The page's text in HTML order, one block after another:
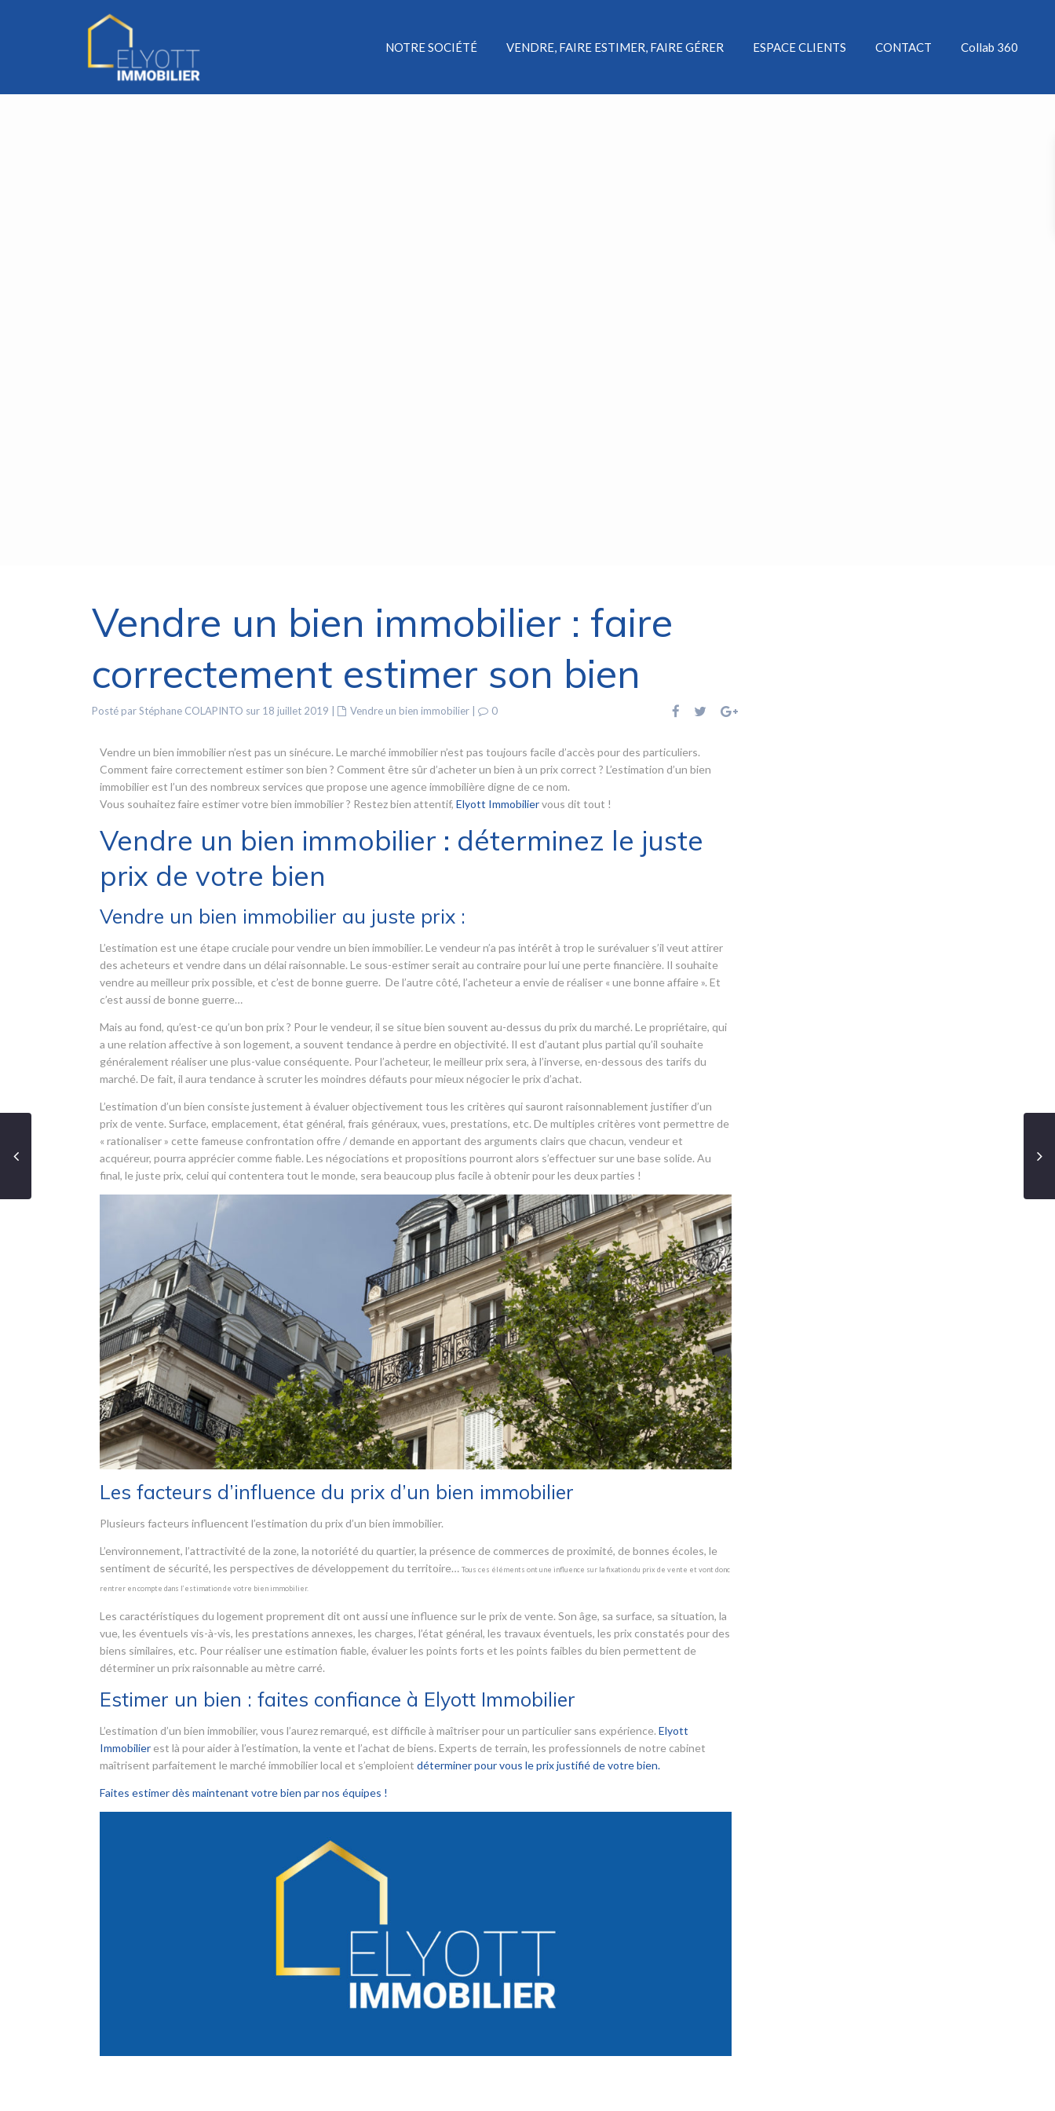
NOTRE SOCIÉTÉ VENDRE, FAIRE ESTIMER, FAIRE GÉRER ESPACE CLIENTS CONTACT Collab 360
Vendre un bien immobilier : faire
correctement estimer son bien
Posté par Stéphane COLAPINTO sur 18 juillet 2019 Vendre un bien immobilier 0
Vendre un bien immobilier n’est pas un sinécure. Le marché immobilier n’est pas toujours facile d’accès pour des particuliers.
Comment faire correctement estimer son bien ? Comment être sûr d’acheter un bien à un prix correct ? L’estimation d’un bien
immobilier est l’un des nombreux services que propose une agence immobilière digne de ce nom.
Vous souhaitez faire estimer votre bien immobilier ? Restez bien attentif, Elyott Immobiliervous dit tout !
Vendre un bien immobilier : déterminez le juste
prix de votre bien
Vendre un bien immobilier au juste prix :
L’estimation est une étape cruciale pour vendre un bien immobilier. Le vendeur n’a pas intérêt à trop le surévaluer s’il veut attirer
des acheteurs et vendre dans un délai raisonnable. Le sous-estimer serait au contraire pour lui une perte financière. Il souhaite
vendre au meilleur prix possible, et c’est de bonne guerre. De l’autre côté, l’acheteur a envie de réaliser « une bonne affaire ». Et
c’est aussi de bonne guerre…
Mais au fond, qu’est-ce qu’un bon prix ? Pour le vendeur, il se situe bien souvent au-dessus du prix du marché. Le propriétaire, qui
a une relation affective à son logement, a souvent tendance à perdre en objectivité. Il est d’autant plus partial qu’il souhaite
généralement réaliser une plus-value conséquente. Pour l’acheteur, le meilleur prix sera, à l’inverse, en-dessous des tarifs du
marché. De fait, il aura tendance à scruter les moindres défauts pour mieux négocier le prix d’achat.
L’estimation d’un bien consiste justement à évaluer objectivement tous les critères qui sauront raisonnablement justifier d’un
prix de vente. Surface, emplacement, état général, frais généraux, vues, prestations, etc. De multiples critères vont permettre de
« rationaliser » cette fameuse confrontation offre / demande en apportant des arguments clairs que chacun, vendeur et
acquéreur, pourra apprécier comme fiable. Les négociations et propositions pourront alors s’effectuer sur une base solide. Au
final, le juste prix, celui qui contentera tout le monde, sera beaucoup plus facile à obtenir pour les deux parties !
Les facteurs d’influence du prix d’un bien immobilier
Plusieurs facteurs influencent l’estimation du prix d’un bien immobilier.
L’environnement, l’attractivité de la zone, la notoriété du quartier, la présence de commerces de proximité, de bonnes écoles, le
sentiment de sécurité, les perspectives de développement du territoire… Tous ces éléments ont une influence sur la fixation du prix de vente et vont donc
rentrer en compte dans l’estimation de votre bien immobilier.
Les caractéristiques du logement proprement dit ont aussi une influence sur le prix de vente. Son âge, sa surface, sa situation, la
vue, les éventuels vis-à-vis, les prestations annexes, les charges, l’état général, les travaux éventuels, les prix constatés pour des
biens similaires, etc. Pour réaliser une estimation fiable, évaluer les points forts et les points faibles du bien permettent de
déterminer un prix raisonnable au mètre carré.
Estimer un bien : faites confiance à Elyott Immobilier
L’estimation d’un bien immobilier, vous l’aurez remarqué, est difficile à maîtriser pour un particulier sans expérience. Elyott
Immobilier est là pour aider à l’estimation, la vente et l’achat de biens. Experts de terrain, les professionnels de notre cabinet
maîtrisent parfaitement le marché immobilier local et s’emploient déterminer pour vous le prix justifié de votre bien.
Faites estimer dès maintenant votre bien par nos équipes !